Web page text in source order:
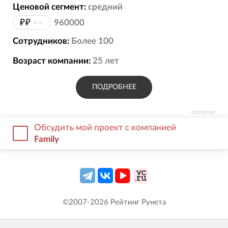
спонсор
Ценовой сегмент: средний
₽₽ •• 960000
Сотрудников: Более 100
Возраст компании: 25 лет
ПОДРОБНЕЕ
Обсудить мой проект с компанией
Family
©2007-2026 Рейтинг Рунета